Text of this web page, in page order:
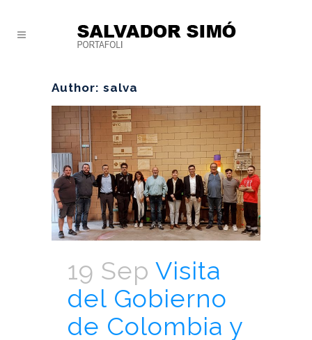
Author: salva
19 Sep Visita
del Gobierno
de Colombia y